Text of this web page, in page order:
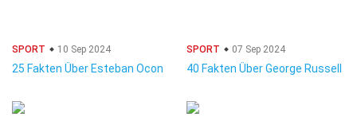
SPORT 10 Sep 2024
25 Fakten Über Esteban Ocon
SPORT 07 Sep 2024
40 Fakten Über George Russell